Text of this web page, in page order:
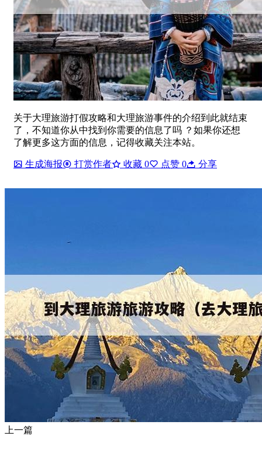
关于大理旅游打假攻略和大理旅游事件的介绍到此就结束
了，不知道你从中找到你需要的信息了吗 ？如果你还想
了解更多这方面的信息，记得收藏关注本站。
生成海报 打赏作者 收藏 0 点赞 0 分享
上一篇